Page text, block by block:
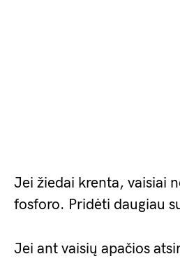
Jei žiedai krenta, vaisiai
fosforo. Pridėti daugiau
Jei ant vaisių apačios